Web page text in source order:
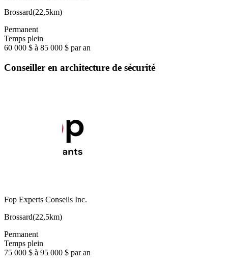
Brossard(22,5km)
Permanent
Temps plein
60 000 $ à 85 000 $ par an
Conseiller en architecture de sécurité
Fop Experts Conseils Inc.
Brossard(22,5km)
Permanent
Temps plein
75 000 $ à 95 000 $ par an